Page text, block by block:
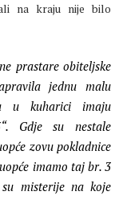
na kraju nije bilo
prastare obiteljske
jednu malu
u kuharici imaju
Gdje su nestale
zovu pokladnice
imamo taj br. 3
misterije na koje